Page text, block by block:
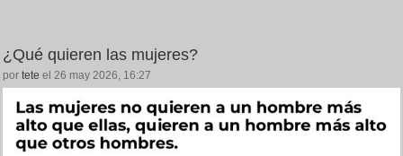
¿Qué quieren las mujeres?
por tete el 26 may 2026, 16:27